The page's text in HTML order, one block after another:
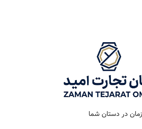
جنس بند
نوع ساعت
رفرانس
در دستان شما